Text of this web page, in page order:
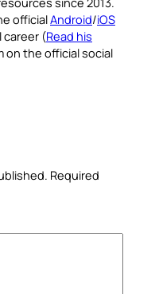
officialAndroid/iOS
career (Read his
on the official social
Required